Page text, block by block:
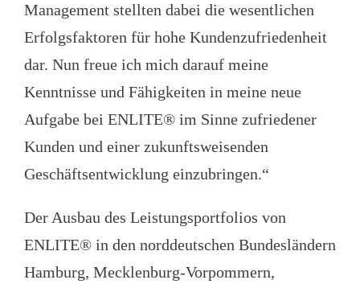
Management stellten dabei die wesentlichen
Erfolgsfaktoren für hohe Kundenzufriedenheit
dar. Nun freue ich mich darauf meine
Kenntnisse und Fähigkeiten in meine neue
Aufgabe bei ENLITE® im Sinne zufriedener
Kunden und einer zukunftsweisenden
Geschäftsentwicklung einzubringen.“
Der Ausbau des Leistungsportfolios von
ENLITE® in den norddeutschen Bundesländern
Hamburg, Mecklenburg-Vorpommern,